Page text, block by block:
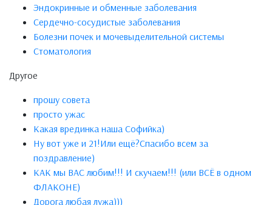
Эндокринные и обменные заболевания
Сердечно-сосудистые заболевания
Болезни почек и мочевыделительной системы
Стоматология
Другое
прошу совета
просто ужас
Какая врединка наша Софийка)
Ну вот уже и 21!Или ещё?Спасибо всем за
поздравление)
КАК мы ВАС любим!!! И скучаем!!! (или ВСЁ в одном
ФЛАКОНЕ)
Дорога любая лужа)))